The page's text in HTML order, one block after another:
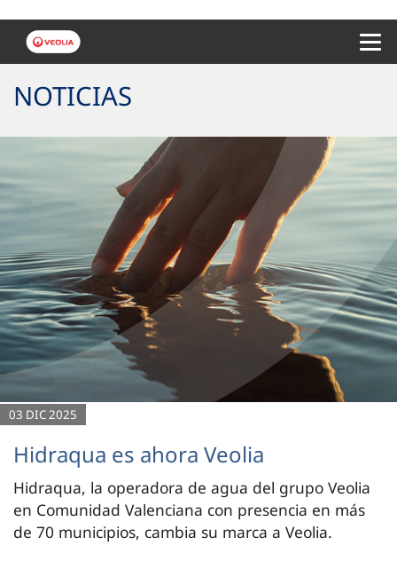
NOTICIAS
03 DIC 2025
Hidraqua es ahora Veolia
Hidraqua, la operadora de agua del grupo Veolia
en Comunidad Valenciana con presencia en más
de 70 municipios, cambia su marca a Veolia.